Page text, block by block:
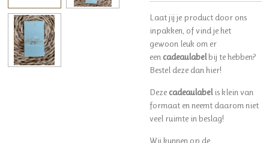
Laat jij je product door ons
inpakken, of vind je het
gewoon leuk om er
een cadeaulabel bij te hebben?
Bestel deze dan hier!
Deze cadeaulabel is klein van
formaat en neemt daarom niet
veel ruimte in beslag!
Wij kunnen op de